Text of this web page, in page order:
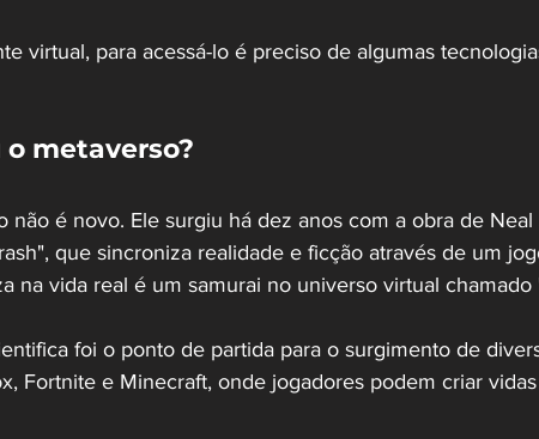
virtual, para acessá-lo é preciso de algumas
metaverso?
não é novo. Ele surgiu há dez anos com a obra de Neal
que sincroniza realidade e ficção através de um
na vida real é um samurai no universo virtual chamado
foi o ponto de partida para o surgimento de
Fortnite e Minecraft, onde jogadores podem criar